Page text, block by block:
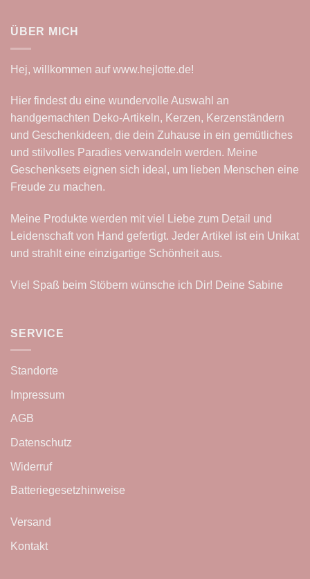
ÜBER MICH
Hej, willkommen aufwww.hejlotte.de!
Hier findest du eine wundervolle Auswahl an
handgemachten Deko-Artikeln, Kerzen, Kerzenständern
und Geschenkideen, die dein Zuhause in ein gemütliches
und stilvolles Paradies verwandeln werden. Meine
Geschenksets eignen sich ideal, um lieben Menschen eine
Freude zu machen.
Meine Produkte werden mit viel Liebe zum Detail und
Leidenschaft von Hand gefertigt. Jeder Artikel ist ein Unikat
und strahlt eine einzigartige Schönheit aus.
Viel Spaß beim Stöbern wünsche ich Dir! Deine Sabine
SERVICE
Standorte
Impressum
AGB
Datenschutz
Widerruf
Batteriegesetzhinweise
Versand
Kontakt